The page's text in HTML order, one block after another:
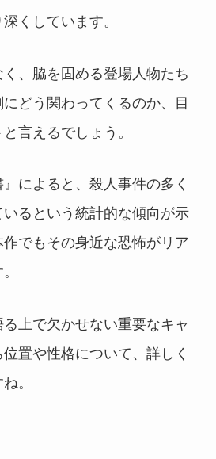
くしています。
、脇を固める登場人物たち
どう関わってくるのか、目
言えるでしょう。
によると、殺人事件の多く
るという統計的な傾向が示
でもその身近な恐怖がリア
上で欠かせない重要なキャ
置や性格について、詳しく
。